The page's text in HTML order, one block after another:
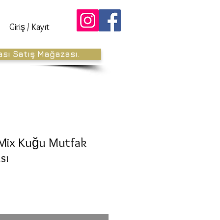
Giriş / Kayıt
Satış Mağazası.
Kuğu Mutfak